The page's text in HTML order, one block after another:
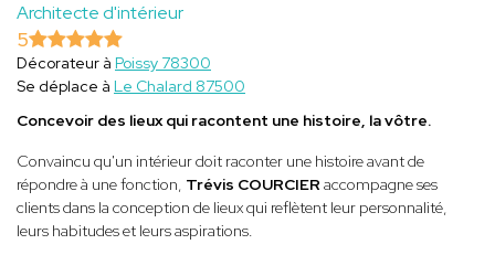
Architecte d'intérieur
5
Décorateur à Poissy 78300
Se déplace à Le Chalard 87500
Concevoir des lieux qui racontent une histoire, la vôtre.
Convaincu qu'un intérieur doit raconter une histoire avant de
répondre à une fonction, Trévis COURCIER accompagne ses
clients dans la conception de lieux qui reflètent leur personnalité,
leurs habitudes et leurs aspirations.